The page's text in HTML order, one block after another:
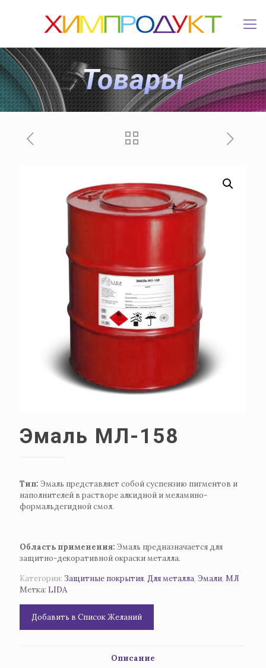
Товары
Эмаль МЛ-158
Тип: Эмаль представляет собой суспензию пигментов и
наполнителей в растворе алкидной и меламино-
формальдегидной смол.
Область применения: Эмаль предназначается для
защитно-декоративной окраски металла.
Категории: Защитные покрытия, Для металла, Эмали, МЛ
Метка: LIDA
Добавить в Список Желаний
Описание